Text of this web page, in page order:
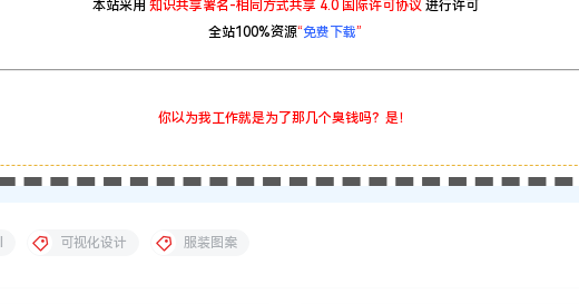
本站采用 知识共享署名-相同方式共享 4.0 国际许可协议 进行许可
全站100%资源“免费下载”
你以为我工作就是为了那几个臭钱吗？是！
可视化设计 服装图案